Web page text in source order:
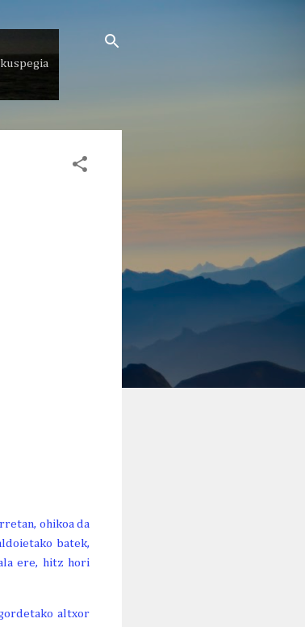
ohikoa da
batek,
ere, hitz hori
altxor